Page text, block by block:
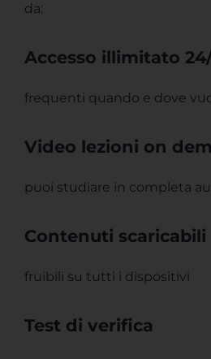
da:
Accesso illimitato
frequenti quando e dove
Video lezioni on
puoi studiare in completa
Contenuti scaricabili
fruibili su tutti i dispositivi
Test di verifica